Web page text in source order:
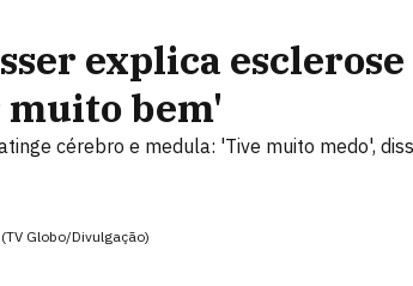
explica esclerose
bem'
cérebro e medula: 'Tive muito medo',
Globo/Divulgação)